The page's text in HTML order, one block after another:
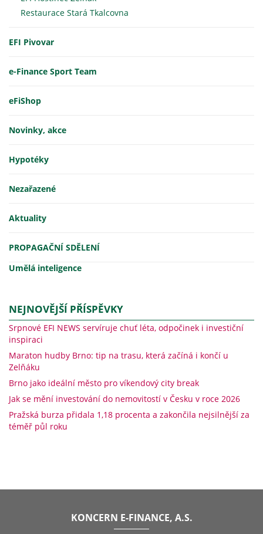
Restaurace Stará Tkalcovna
EFI Pivovar
e-Finance Sport Team
eFiShop
Novinky, akce
Hypotéky
Nezařazené
Aktuality
PROPAGAČNÍ SDĚLENÍ
Umělá inteligence
NEJNOVĚJŠÍ PŘÍSPĚVKY
Srpnové EFI NEWS servíruje chuť léta, odpočinek i investiční
inspiraci
Maraton hudby Brno: tip na trasu, která začíná i končí u
Zelňáku
Brno jako ideální město pro víkendový city break
Jak se mění investování do nemovitostí v Česku v roce 2026
Pražská burza přidala 1,18 procenta a zakončila nejsilnější za
téměř půl roku
KONCERN E-FINANCE, A.S.